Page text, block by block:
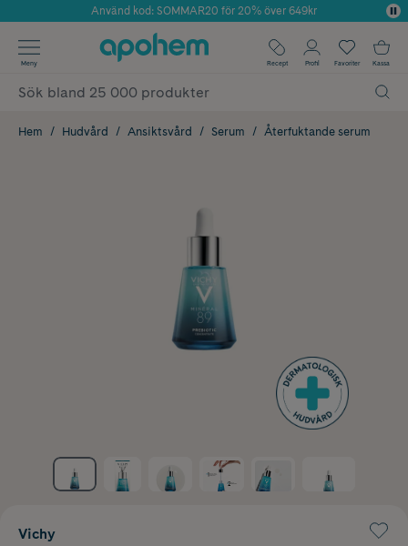
Årets Butik 2025 inom Skönhet
Använd kod: SOMMAR20 för 20% över 649kr
✓ Fri frakt
✓ Poäng på alla köp*
Meny Recept Profil Favoriter Kassa
Hem Hudvård Ansiktsvård Serum Återfuktande serum
Vichy